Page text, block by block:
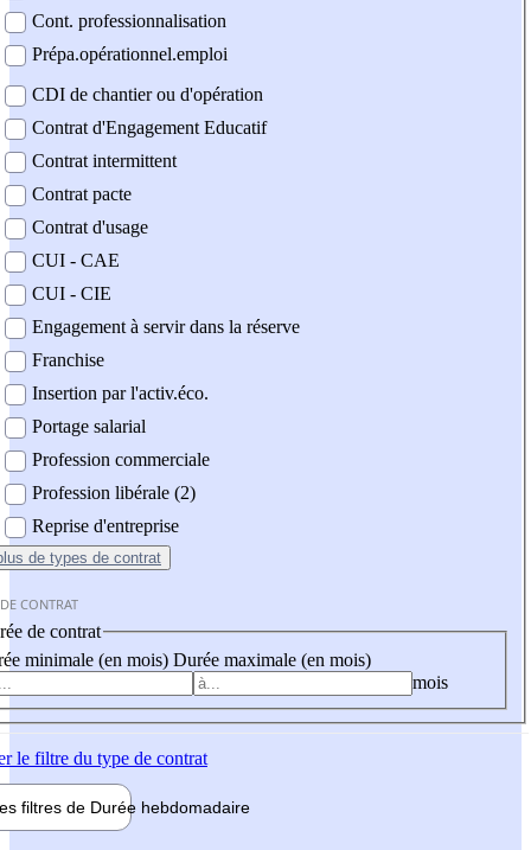
Cont. professionnalisation
Prépa.opérationnel.emploi
CDI de chantier ou d'opération
Contrat d'Engagement Educatif
Contrat intermittent
Contrat pacte
Contrat d'usage
CUI - CAE
CUI - CIE
Engagement à servir dans la réserve
Franchise
Insertion par l'activ.éco.
Portage salarial
Profession commerciale
Profession libérale (2)
Reprise d'entreprise
de types de contrat
CONTRAT
de contrat
minimale (en mois) Durée maximale (en mois)
mois
le filtre du type de contrat
filtres de Durée hebdomadaire